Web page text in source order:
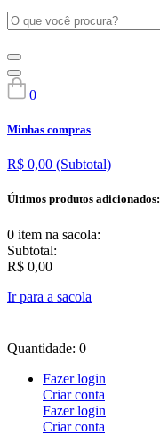
0
Minhas compras
R$ 0,00 (Subtotal)
Últimos produtos adicionados:
0 item na sacola:
Subtotal:
R$ 0,00
Ir para a sacola
Quantidade: 0
Fazer login
Criar conta
Fazer login
Criar conta